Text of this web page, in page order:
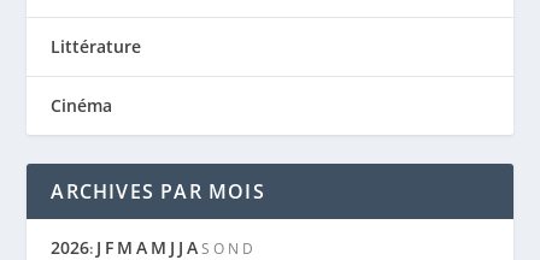
Littérature
Cinéma
ARCHIVES PAR MOIS
2026: J F M A M J J A S O N D